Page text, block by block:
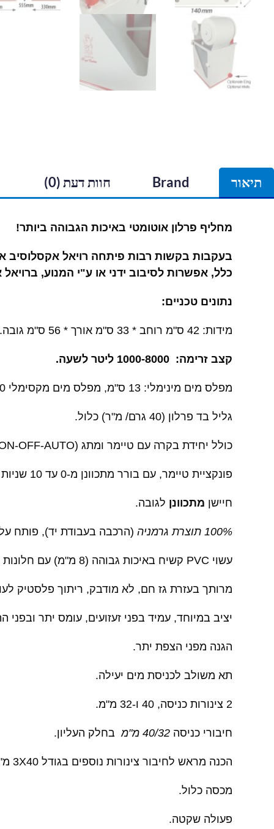
תיאור Brand חוות דעת (0)
מחליף פרלון אוטומטי באיכות הגבוהה ביותר!
בעקבות בקשות רבות פיתחה רויאל אקסלוסיב
כלל, אפשרות לסיבוב ידני או ע"י המנוע,
נתונים טכניים:
מידות: 42 ס"מ רוחב * 33 ס"מ אורך * 56 ס"מ גובה.
קצב זרימה: 1000-8000 ליטר לשעה.
מפלס מים מינימלי: 13 ס"מ, מפלס מים מקסימלי 18-20 ס"מ.
גליל בד פרלון (40 גרם/ מ"ר) כלול.
כולל יחידת בקרה עם טיימר ומתג (ON-OFF-AUTO).
פונקציית טיימר, עם בורר מתכוונן מ-0 עד 10 שניות (לסיבוב הבד).
חיישן מתכוונן לגובה.
100% תוצרת גרמניה (הרכבה בעבודת יד), פותח על
עשוי PVC קשיח באיכות גבוהה (8 מ"מ) עם חלונות PVC שקופות (6 מ"מ)
מרותך בעזרת גז חם, לא מודבק, ריתוך פלסטיק
יציב במיוחד, עמיד בפני זעזועים, עומס יתר ובפני
הגנה מפני הצפת יתר.
תא משולב לכניסת מים יעילה.
2 צינורות כניסה, 40 ו-32 מ"מ.
חיבורי כניסה40/32 מ"מ בחלק העליון.
הכנה מראש לחיבור צינורות נוספים בגודל 3X40 מ"מ.
מכסה כלול.
פעולה שקטה.